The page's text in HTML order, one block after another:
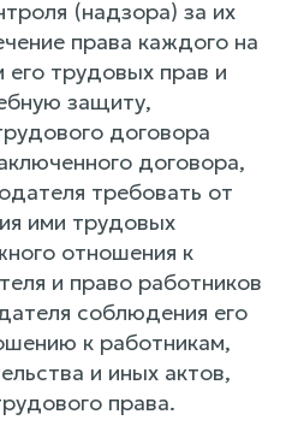
(надзора) за их
права каждого на
трудовых прав и
защиту,
договора
договора,
требовать от
ими трудовых
отношения к
и право работников
соблюдения его
к работникам,
и иных актов,
права.